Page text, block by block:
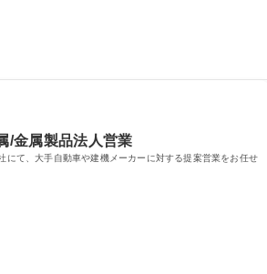
/金属製品法人営業
て、大手自動車や建機メーカーに対する提案営業をお任せ